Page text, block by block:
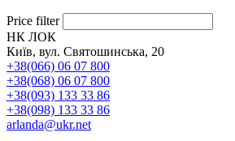
Price filter
НК ЛОК
Київ, вул. Святошинська, 20
+38(066) 06 07 800
+38(068) 06 07 800
+38(093) 133 33 86
+38(098) 133 33 86
arlanda@ukr.net